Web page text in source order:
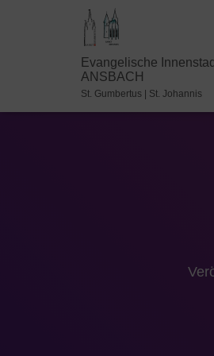
Evangelische
ANSBACH
St. Gumbertus | St. Johannis